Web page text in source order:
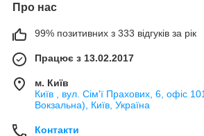
Про нас
99% позитивних з 333 відгуків за рік
Працює з 13.02.2017
м. Київ
Київ , вул. Сім'ї Прахових, 6, офіс
Вокзальна), Київ, Україна
Контакти